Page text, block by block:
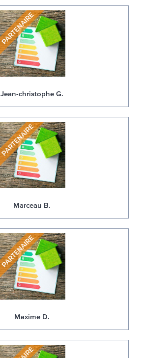
Jean-christophe G.
Marceau B.
Maxime D.